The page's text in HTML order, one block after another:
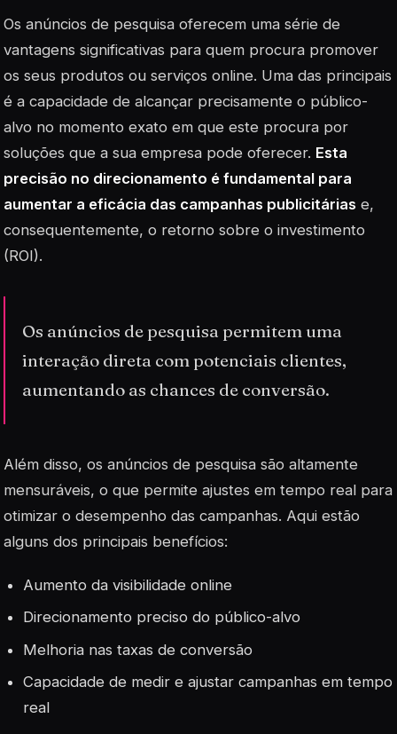
Os anúncios de pesquisa oferecem uma série de
vantagens significativas para quem procura promover
os seus produtos ou serviços online. Uma das principais
é a capacidade de alcançar precisamente o público-
alvo no momento exato em que este procura por
soluções que a sua empresa pode oferecer. Esta
precisão no direcionamento é fundamental para
aumentar a eficácia das campanhas publicitárias e,
consequentemente, o retorno sobre o investimento
(ROI).
Os anúncios de pesquisa permitem uma
interação direta com potenciais clientes,
aumentando as chances de conversão.
Além disso, os anúncios de pesquisa são altamente
mensuráveis, o que permite ajustes em tempo real para
otimizar o desempenho das campanhas. Aqui estão
alguns dos principais benefícios:
Aumento da visibilidade online
Direcionamento preciso do público-alvo
Melhoria nas taxas de conversão
Capacidade de medir e ajustar campanhas em tempo
real